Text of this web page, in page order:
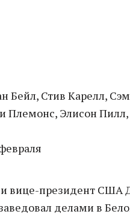
Бейл, Стив Карелл,
Племонс, Элисон
вице-президент США
делами в